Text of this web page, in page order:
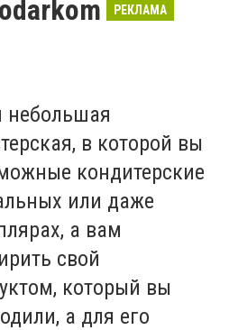
РЕКЛАМА
небольшая
в которой вы
кондитерские
или даже
а вам
свой
который вы
а для его